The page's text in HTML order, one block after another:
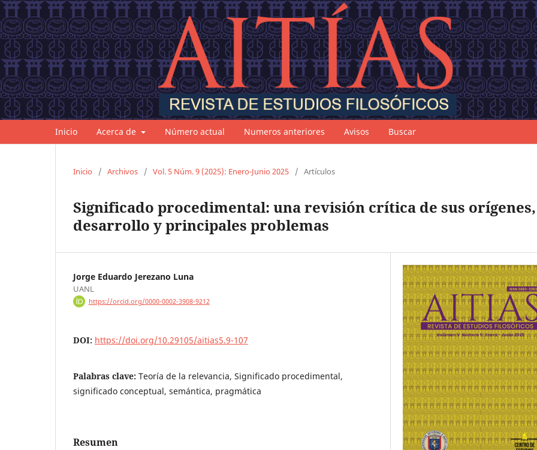
Inicio Acerca de Número actual Numeros anteriores Avisos Buscar
Inicio / Archivos / Vol. 5 Núm. 9 (2025): Enero-Junio 2025 / Artículos
Significado procedimental: una revisión crítica de sus orígenes,
desarrollo y principales problemas
Jorge Eduardo Jerezano Luna
UANL
https://orcid.org/0000-0002-3908-9212
DOI: https://doi.org/10.29105/aitias5.9-107
Palabras clave: Teoría de la relevancia, Significado procedimental,
significado conceptual, semántica, pragmática
Resumen